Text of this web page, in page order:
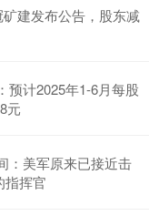
建发布公告，股东减
预计2025年1-6月每股
元
：美军原来已接近击
指挥官